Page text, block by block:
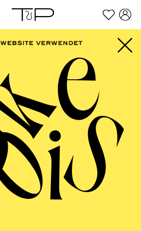
Zum Footer springen